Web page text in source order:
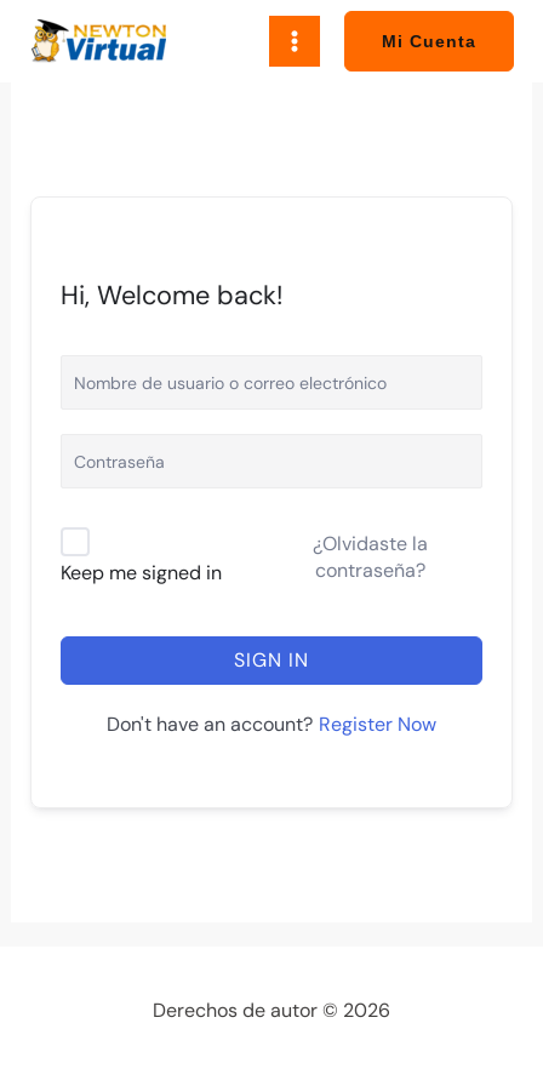
Mi Cuenta
Hi, Welcome back!
Keep me signed in
¿Olvidaste la
contraseña?
SIGN IN
Don't have an account? Register Now
Derechos de autor © 2026